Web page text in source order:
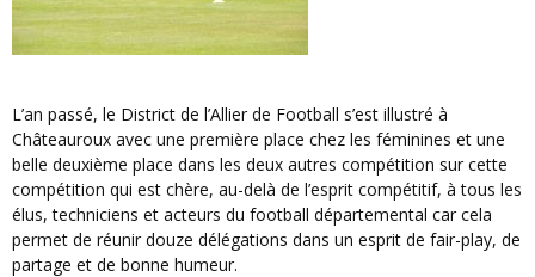
L’an passé, le District de l’Allier de Football s’est illustré à
Châteauroux avec une première place chez les féminines et une
belle deuxième place dans les deux autres compétition sur cette
compétition qui est chère, au-delà de l’esprit compétitif, à tous les
élus, techniciens et acteurs du football départemental car cela
permet de réunir douze délégations dans un esprit de fair-play, de
partage et de bonne humeur.